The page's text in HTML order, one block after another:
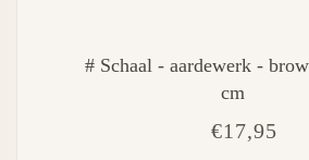
# Schaal - aardewerk -
cm
€17,95